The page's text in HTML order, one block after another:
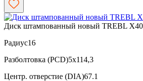
Диск штампованный новый TREBL
Радиус16
Разболтовка (PCD)5x114,3
Центр. отверстие (DIA)67.1